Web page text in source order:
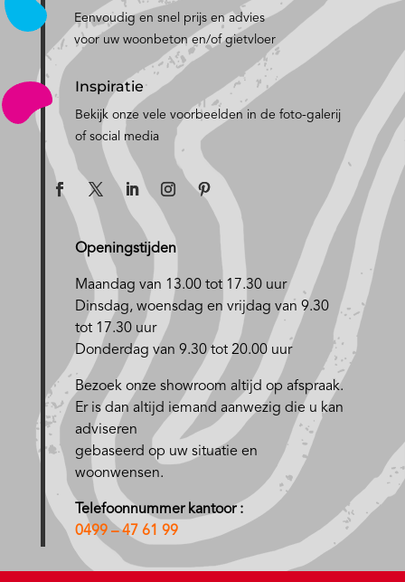
Eenvoudig en snel prijs en advies
voor uw woonbeton en/of gietvloer
Inspiratie
Bekijk onze vele voorbeelden in de foto-galerij
of social media
Openingstijden
Maandag van 13.00 tot 17.30 uur
Dinsdag, woensdag en vrijdag van 9.30
tot 17.30 uur
Donderdag van 9.30 tot 20.00 uur
Bezoek onze showroom altijd op afspraak.
Er is dan altijd iemand aanwezig die u kan
adviseren
gebaseerd op uw situatie en
woonwensen.
Telefoonnummer kantoor :
0499 – 47 61 99